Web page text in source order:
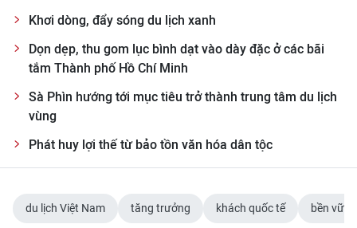
Khơi dòng, đẩy sóng du lịch xanh
Dọn dẹp, thu gom lục bình dạt vào dày đặc ở các bãi
tắm Thành phố Hồ Chí Minh
Sà Phìn hướng tới mục tiêu trở thành trung tâm du lịch
vùng
Phát huy lợi thế từ bảo tồn văn hóa dân tộc
du lịch Việt Nam tăng trưởng khách quốc tế bền vững